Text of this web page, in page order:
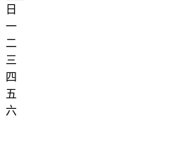
日
一
二
三
四
五
六